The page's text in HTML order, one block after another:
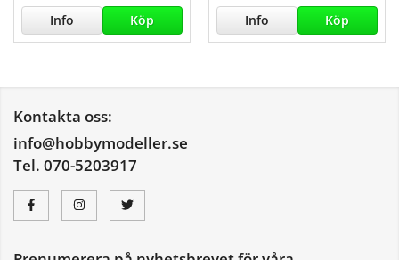
Info Köp Info Köp
Kontakta oss:
info@hobbymodeller.se
Tel. 070-5203917